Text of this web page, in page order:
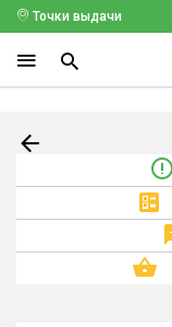
Точки выдачи